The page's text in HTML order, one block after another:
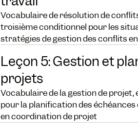
Vocabulaire de résolution de
troisième conditionnel pour les
stratégies de gestion des conflits
Leçon 5: Gestion et
projets
Vocabulaire de la gestion de
pour la planification des
en coordination de projet